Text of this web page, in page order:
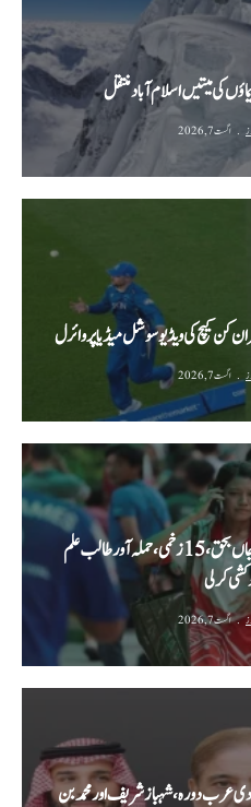
اگست 7, 2026
اگست 7, 2026
تھائی لینڈ سکول فائرنگ میں 7 افراد جاں بحق، 15 زخمی، حملہ آور طالب علم
کر لی
اگست 7, 2026
دورہ، شہباز شریف اور محمد بن